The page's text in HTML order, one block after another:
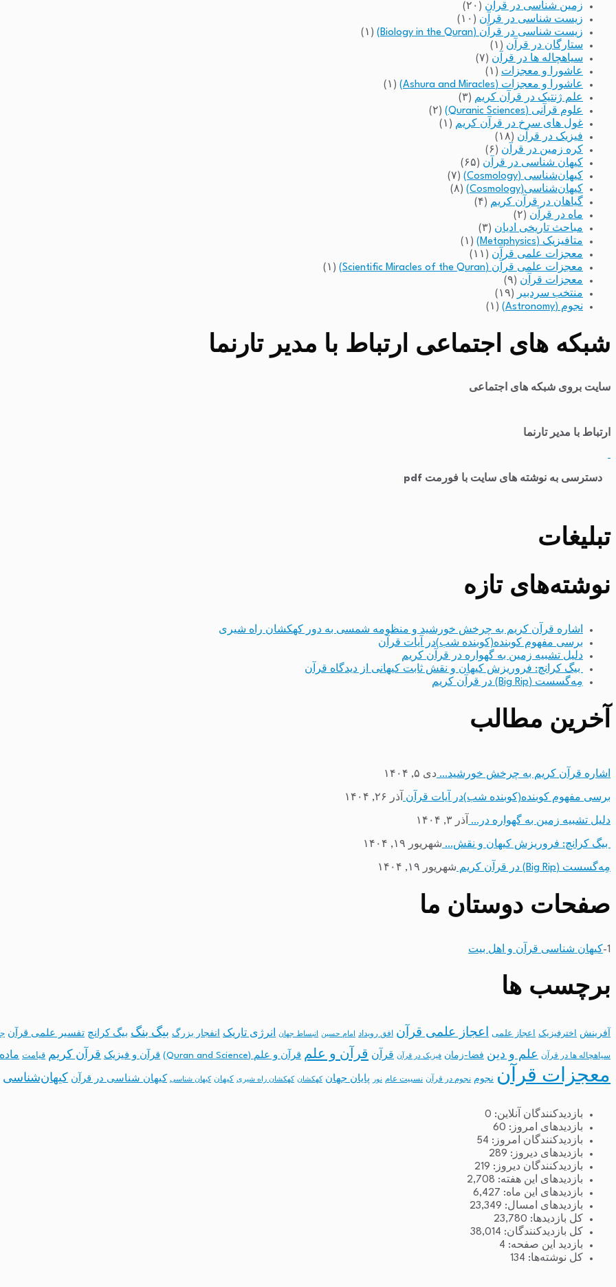
زمین شناسی در قرآن (۲۰)
زیست شناسی در قرآن (۱۰)
زیست شناسی در قرآن (Biology in the Quran)
(۱)
ستارگان در قرآن (۱)
سیاهچاله ها در قرآن (۷)
عاشورا و معجزات (۱)
عاشورا و معجزات (Ashura and Miracles)
(۱)
علم ژنتیک در قرآن کریم (۳)
علوم قرآنی (Quranic Sciences)
(۲)
غول های سرخ در قرآن کریم (۱)
فیزیک در قرآن (۱۸)
کره زمین در قرآن (۶)
کیهان شناسی در قرآن (۶۵)
کیهان‌شناسی (Cosmology)
(۷)
کیهان‌شناسی(Cosmology)
(۸)
گیاهان در قرآن کریم (۴)
ماه در قرآن (۲)
مباحث تاریخی ادیان (۳)
متافیزیک (Metaphysics)
(۱)
معجزات علمی قرآن (۱۱)
معجزات علمی قرآن (Scientific Miracles of the Quran)
(۱)
معجزات قرآن (۹)
منتخب سردبیر
(۱۹)
نجوم (Astronomy)
(۱)
شبکه های اجتماعی ارتباط با مدیر تارنما
سایت بروی شبکه های اجتماعی
ارتباط با مدیر تارنما
دسترسی به نوشته های سایت با فورمت pdf
تبلیغات
نوشته‌های تازه
اشاره قرآن کریم به چرخش خورشید و منظومه شمسی به دور کهکشان راه شیری
برسی مفهوم کوبنده(کوبنده شب)در آیات قرآن
دلیل تشبیه زمین به گهواره در قرآن کریم
بیگ کرانچ: فروریزش کیهان و نقش ثابت کیهانی از دیدگاه قرآن
مِه‌گسست (Big Rip) در قرآن کریم
آخرین مطالب
اشاره قرآن کریم به چرخش خورشید… دی ۵, ۱۴۰۴
برسی مفهوم کوبنده(کوبنده شب)در آیات قرآن آذر ۲۶, ۱۴۰۴
دلیل تشبیه زمین به گهواره در… آذر ۳, ۱۴۰۴
بیگ کرانچ: فروریزش کیهان و نقش… شهریور ۱۹, ۱۴۰۴
مِه‌گسست (Big Rip) در قرآن کریم شهریور ۱۹, ۱۴۰۴
صفحات دوستان ما
1- کیهان شناسی قرآن و اهل بیت
برچسب ها
آفرینش اخترفیزیک اعجاز علمی اعجاز علمی قرآن افق رویداد امام حسین انبساط جهان انرژی تاریک انفجار بزرگ بیگ بنگ بیگ کرانچ تفسیر علمی قرآن
سیاهچاله ها در قرآن علم و دین فضا-زمان فیزیک در قرآن قرآن قرآن و علم قرآن و علم (Quran and Science) قرآن و فیزیک قرآن کریم قیامت
معجزات قرآن نجوم نجوم در قرآن نسبیت عام نور پایان جهان کهکشان کهکشان راه شیری کیهان کیهان شناسی کیهان شناسی در قرآن کیهان‌شناسی
بازدیدکنندگان آنلاین: 0
بازدیدهای امروز: 60
بازدیدکنندگان امروز: 54
بازدیدهای دیروز: 289
بازدیدکنندگان دیروز: 219
بازدیدهای این هفته: 2,708
بازدیدهای این ماه: 6,427
بازدیدهای امسال: 23,349
کل بازدیدها: 23,780
کل بازدیدکنند‌گان: 38,014
بازدید این صفحه: 4
کل نوشته‌ها: 134